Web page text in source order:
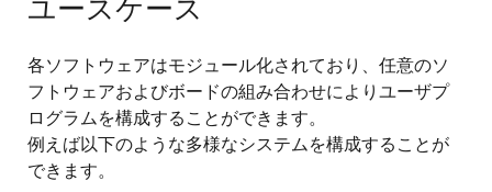
ユースケース
各ソフトウェアはモジュール化されており、任意のソ
フトウェアおよびボードの組み合わせによりユーザプ
ログラムを構成することができます。
例えば以下のような多様なシステムを構成することが
できます。